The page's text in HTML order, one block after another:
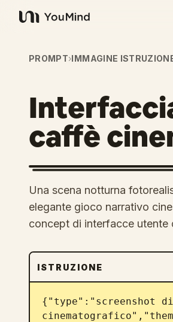
YouMind
PROMPT›IMMAGINE
caffè
Una scena notturna
elegante gioco narrativo
concept di interfacce utente
ISTRUZIONE
{"type":"screenshot